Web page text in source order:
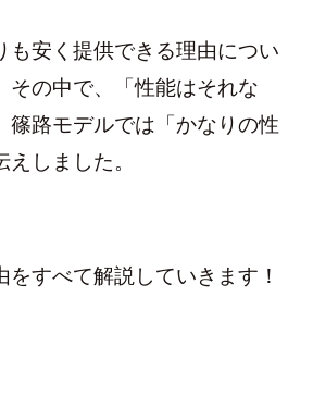
も安く提供できる理由につい
その中で、「性能はそれな
篠路モデルでは「かなりの性
しました。
をすべて解説していきます！